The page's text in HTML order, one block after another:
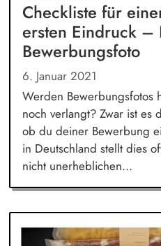
Checkliste für
ersten Eindruck –
Bewerbungsfoto
6. Januar 2021
Werden Bewerbungsfotos
noch verlangt? Zwar ist es
ob du deiner Bewerbung
in Deutschland stellt dies
nicht unerheblichen...